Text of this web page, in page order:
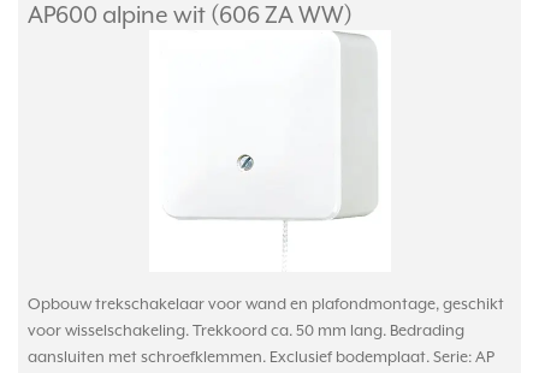
AP600 alpine wit (606 ZA WW)
Opbouw trekschakelaar voor wand en plafondmontage, geschikt
voor wisselschakeling. Trekkoord ca. 50 mm lang. Bedrading
aansluiten met schroefklemmen. Exclusief bodemplaat. Serie: AP